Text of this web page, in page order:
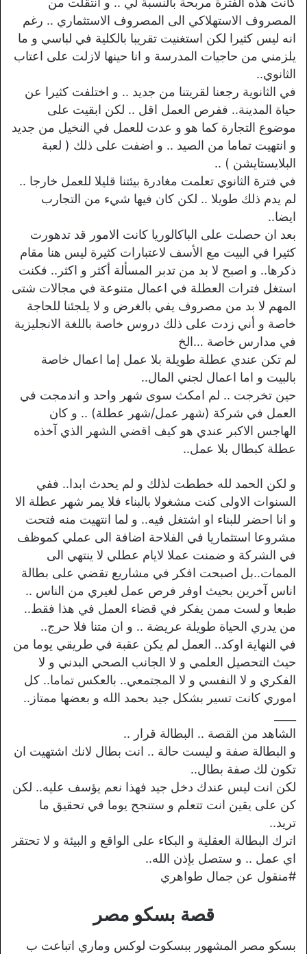
المصروف الاستهلاكي الى المصروف الاستثماري .. رغم
انه ليس كثيرا لكن استغنيت تقريبا بالكلية في لباسي و ما
يلزمني من حاجيات المدرسة و انا حينها لازلت على اعتاب
الثانوي..
في الثانوية رجعنا لقريتنا من جديد .. و اختلفت كثيرا عن
حياة المدينة.. ففرص العمل اقل .. لكن ابقيت على
موضوع التجارة كما هو و عدت للعمل في النخيل من جديد
و انتهيت تماما من الصيد .. و اضفت على ذلك ( لعبة
البلايستايشن ) ..
في فترة الثانوي تعلمت مغادرة بيئتنا قليلا للعمل خارجا ..
لم يدم ذلك طويلا .. لكن كان فيها شيء من التجارب
ايضا..
بعد ان حصلت على الباكالوريا كانت الامور قد تدهورت
كثيرا في البيت مع الأسف لاعتبارات كثيرة ليس هنا مقام
ذكرها.. و اصبح لا بد من تدبر المسألة أكثر و اكثر.. فكنت
استغل فترات العطلة في اعمال متنوعة في مجالات شتى
المهم لا بد من مصروف يفي بالغرض و لا يلجئنا للحاجة
خاصة و أني زدت على ذلك دروس خاصة باللغة الانجليزية
في مدارس خاصة …الخ
لم تكن عندي عطلة طويلة بلا عمل إما اعمال خاصة
بالبيت و اما اعمال لجني المال..
حين تخرجت .. لم امكث سوى شهر واحد و اندمجت في
العمل في شركة (شهر عمل/شهر عطلة) .. و كان
الهاجس الاكبر عندي هو كيف اقضي الشهر الذي آخذه
عطلة كبطال بلا عمل..
و لكن الحمد لله خططت لذلك و لم يحدث ابدا.. ففي
السنوات الاولى كنت مشغولا بالبناء فلا يمر شهر عطلة الا
و انا احضر للبناء او اشتغل فيه.. و لما انتهيت منه فتحت
مشروعا استثماريا في الفلاحة اضافة الى عملي كموظف
في الشركة و ضمنت عملا لايام عطلي لا ينتهي الى
الممات..بل اصبحت افكر في مشاريع تقضي على بطالة
اناس آخرين بحيث اوفر فرص عمل لغيري من الناس ..
طبعا و لست ممن يفكر في قضاء العمل في هذا فقط..
من يدري الحياة طويلة عريضة .. و ان متنا فلا حرج..
في النهاية اوكد.. العمل لم يكن عقبة في طريقي يوما من
حيث التحصيل العلمي و لا الجانب الصحي البدني و لا
الفكري و لا النفسي و لا المجتمعي.. بالعكس تماما.. كل
اموري كانت تسير بشكل جيد بحمد الله و بعضها ممتاز..
الشاهد من القصة .. البطالة قرار ..
و البطالة صفة و ليست حالة .. انت بطال لانك اشتهيت ان
تكون لك صفة بطال..
لكن انت ليس عندك دخل جيد فهذا نعم يؤسف عليه.. لكن
كن على يقين انت تتعلم و ستنجح يوما في تحقيق ما
تريد..
اترك البطالة العقلية و البكاء على الواقع و البيئة و لا تحتقر
اي عمل .. و ستصل بإذن الله..
#منقول عن جمال طواهري
قصة بسكو مصر
بسكو مصر المشهور ببسكوت لوكس وماري اتباعت ب